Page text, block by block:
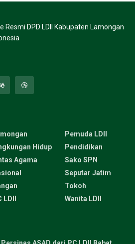
Resmi DPD LDII Kabupaten Lamongan
Hidup
Agama
LDII
Pemuda LDII
Pendidikan
Sako SPN
Seputar Jatim
Tokoh
Wanita LDII